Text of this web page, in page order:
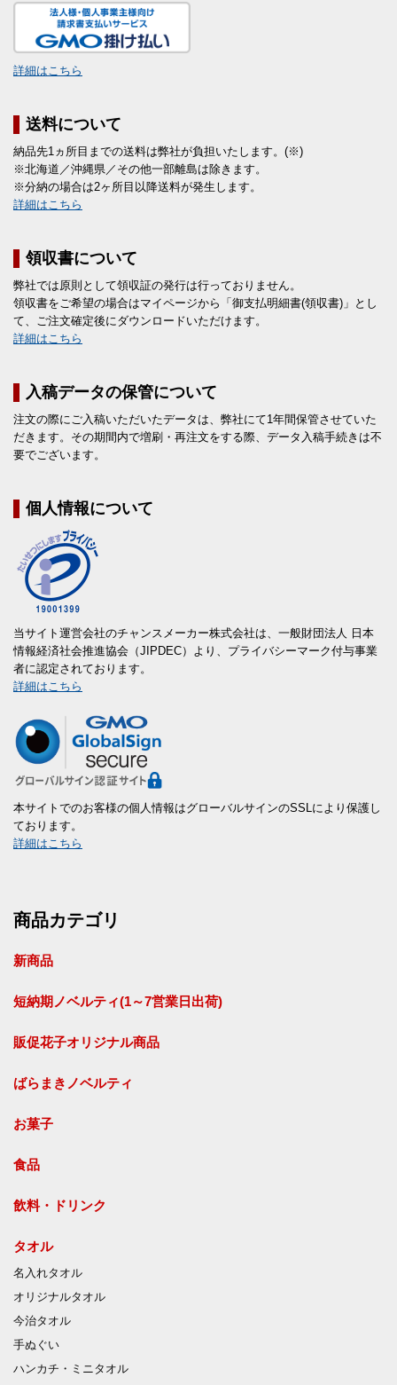
詳細はこちら
送料について
納品先1ヵ所目までの送料は弊社が負担いたします。(※)
※北海道／沖縄県／その他一部離島は除きます。
※分納の場合は2ヶ所目以降送料が発生します。
詳細はこちら
領収書について
弊社では原則として領収証の発行は行っておりません。
領収書をご希望の場合はマイページから「御支払明細書(領収書)」とし
て、ご注文確定後にダウンロードいただけます。
詳細はこちら
入稿データの保管について
注文の際にご入稿いただいたデータは、弊社にて1年間保管させていた
だきます。その期間内で増刷・再注文をする際、データ入稿手続きは不
要でございます。
個人情報について
当サイト運営会社のチャンスメーカー株式会社は、一般財団法人 日本
情報経済社会推進協会（JIPDEC）より、プライバシーマーク付与事業
者に認定されております。
詳細はこちら
本サイトでのお客様の個人情報はグローバルサインのSSLにより保護し
ております。
詳細はこちら
商品カテゴリ
新商品
短納期ノベルティ(1～7営業日出荷)
販促花子オリジナル商品
ばらまきノベルティ
お菓子
食品
飲料・ドリンク
タオル
名入れタオル
オリジナルタオル
今治タオル
手ぬぐい
ハンカチ・ミニタオル